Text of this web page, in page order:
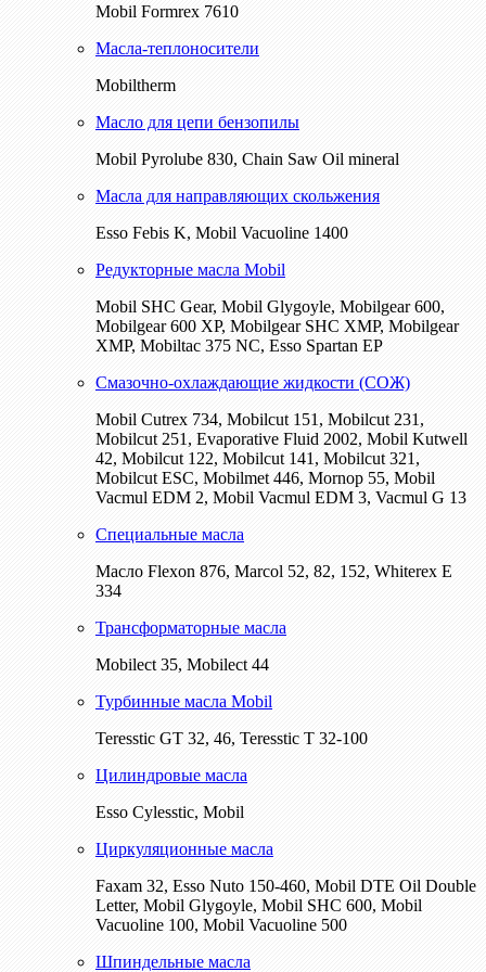
Mobil Formrex 7610
Масла-теплоносители
Mobiltherm
Масло для цепи бензопилы
Mobil Pyrolube 830, Chain Saw Oil mineral
Масла для направляющих скольжения
Esso Febis K, Mobil Vacuoline 1400
Редукторные масла Mobil
Mobil SHC Gear, Mobil Glygoyle, Mobilgear 600,
Mobilgear 600 XP, Mobilgear SHC XMP, Mobilgear
XМP, Mobiltac 375 NC, Esso Spartan EP
Смазочно-охлаждающие жидкости (СОЖ)
Mobil Cutrex 734, Mobilcut 151, Mobilcut 231,
Mobilcut 251, Evaporative Fluid 2002, Mobil Kutwell
42, Mobilcut 122, Mobilcut 141, Mobilcut 321,
Mobilcut ESC, Mobilmet 446, Mornop 55, Mobil
Vacmul EDM 2, Mobil Vacmul EDM 3, Vacmul G 13
Специальные масла
Масло Flexon 876, Marcol 52, 82, 152, Whiterex E
334
Трансформаторные масла
Mobilect 35, Mobilect 44
Турбинные масла Mobil
Teresstic GT 32, 46, Teresstic T 32-100
Цилиндровые масла
Esso Cylesstic, Mobil
Циркуляционные масла
Faxam 32, Esso Nuto 150-460, Mobil DTE Oil Double
Letter, Mobil Glygoyle, Mobil SHC 600, Mobil
Vacuoline 100, Mobil Vacuoline 500
Шпиндельные масла